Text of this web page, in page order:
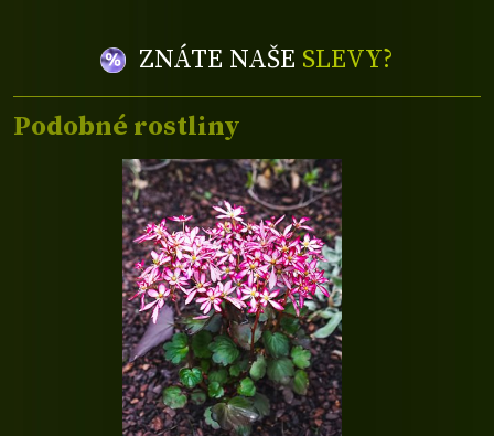
ZNÁTE NAŠE SLEVY?
Podobné rostliny